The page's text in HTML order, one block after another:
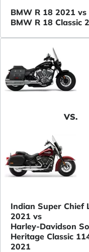
BMW R 18 2021 vs
BMW R 18 Classic
VS.
Indian Super Chief
2021 vs
Harley-Davidson
Heritage Classic
2021